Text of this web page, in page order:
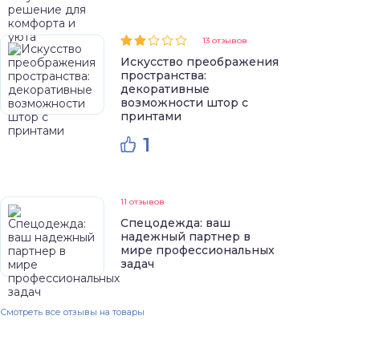
13 отзывов
Искусство преображения
пространства:
декоративные
возможности штор с
принтами
1
11 отзывов
Спецодежда: ваш
надежный партнер в
мире профессиональных
задач
Смотреть все отзывы на товары